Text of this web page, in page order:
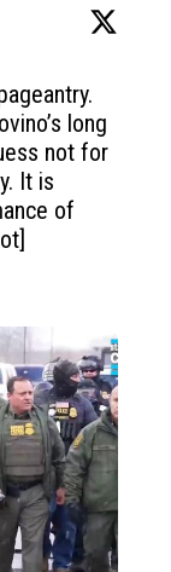
long
not for
It is
of